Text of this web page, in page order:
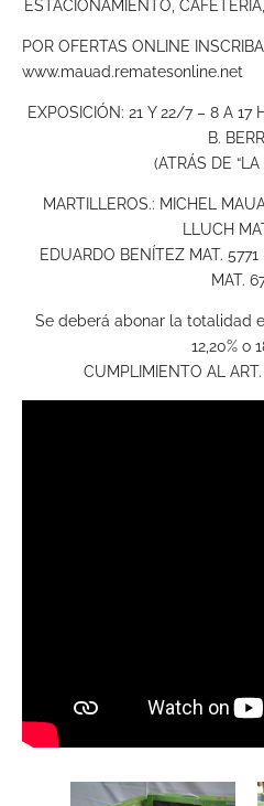
ESTACIONAMIENTO,
POR OFERTAS ONLINE
www.mauad.rematesonline.net
EXPOSICIÓN: 21 Y 22/7 – 8 A 17
B.
(ATRÁS DE “LA
MARTILLEROS.: MICHEL
LLUCH
EDUARDO BENÍTEZ MAT.
MAT.
Se deberá abonar la totalidad
12,20% o
CUMPLIMIENTO AL